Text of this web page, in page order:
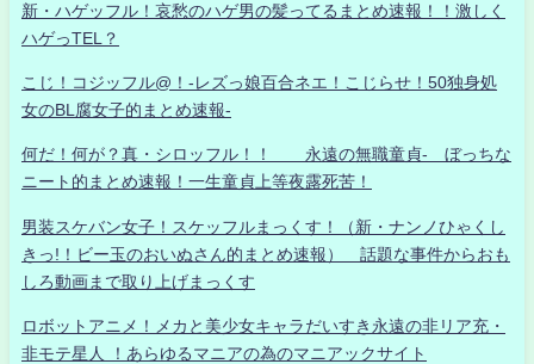
新・ハゲッフル！哀愁のハゲ男の髪ってるまとめ速報！！激しく
ハゲっTEL？
こじ！コジッフル@！-レズっ娘百合ネエ！こじらせ！50独身処
女のBL腐女子的まとめ速報-
何だ！何が？真・シロッフル！！ 永遠の無職童貞- ぼっちな
ニート的まとめ速報！一生童貞上等夜露死苦！
男装スケバン女子！スケッフルまっくす！（新・ナンノひゃくし
きっ!！ビー玉のおいぬさん的まとめ速報） 話題な事件からおも
しろ動画まで取り上げまっくす
ロボットアニメ！メカと美少女キャラだいすき永遠の非リア充・
非モテ星人 ！あらゆるマニアの為のマニアックサイト